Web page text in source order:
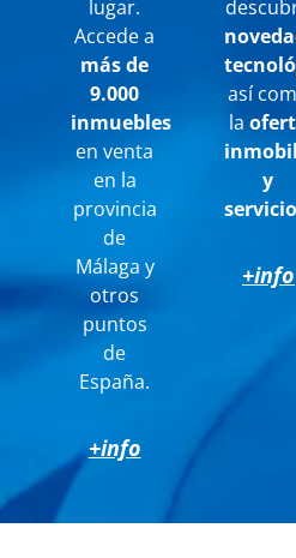
lugar.
Accede a
más de
9.000
inmuebles
en venta
en la
provincia
de
Málaga y
otros
puntos
de
España.
+info
así
la
y
+info